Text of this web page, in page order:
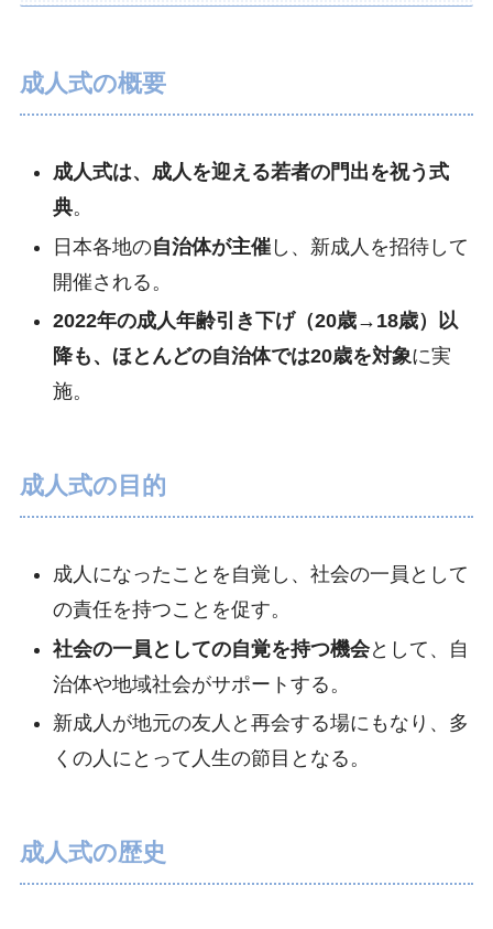
成人式の概要
成人式は、成人を迎える若者の門出を祝う式
典。
日本各地の自治体が主催し、新成人を招待して
開催される。
2022年の成人年齢引き下げ（20歳→18歳）以
降も、ほとんどの自治体では20歳を対象に実
施。
成人式の目的
成人になったことを自覚し、社会の一員として
の責任を持つことを促す。
社会の一員としての自覚を持つ機会として、自
治体や地域社会がサポートする。
新成人が地元の友人と再会する場にもなり、多
くの人にとって人生の節目となる。
成人式の歴史